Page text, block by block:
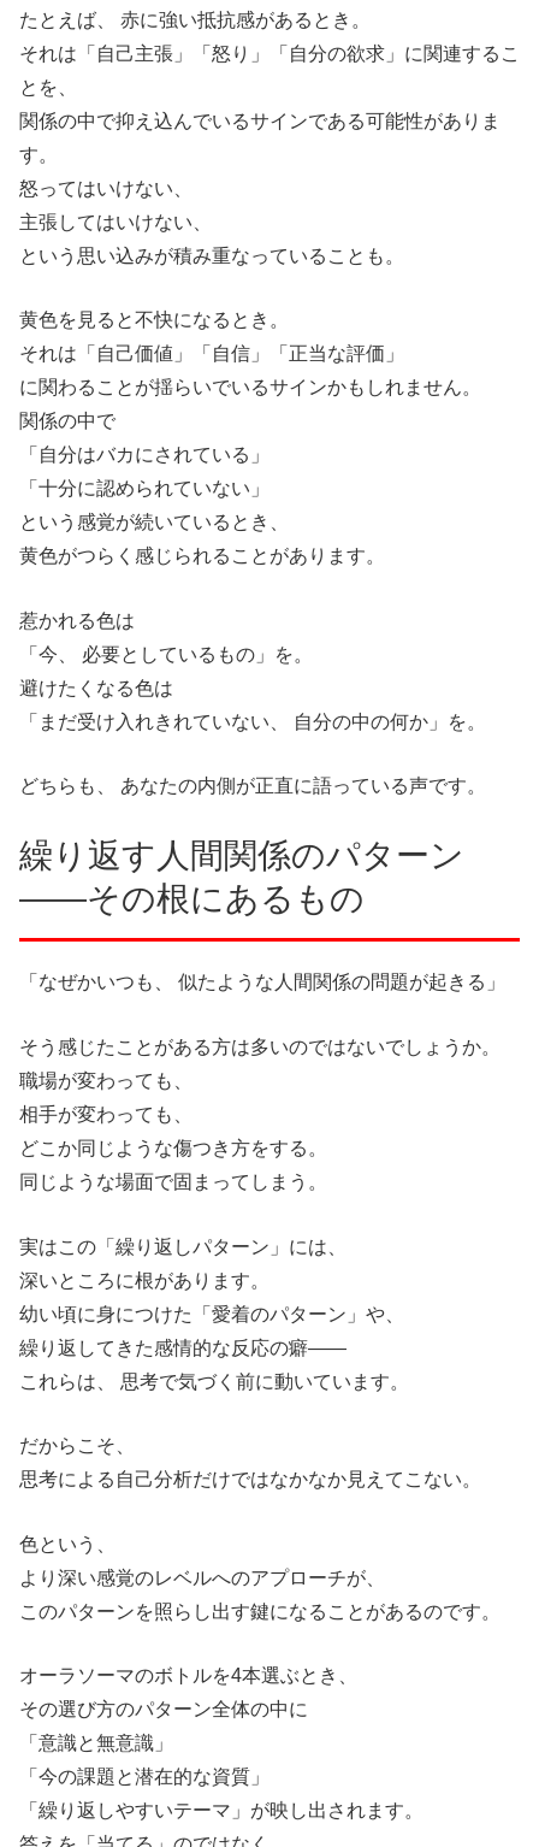
たとえば、 赤に強い抵抗感があるとき。
それは「自己主張」「怒り」「自分の欲求」に関連するこ
とを、
関係の中で抑え込んでいるサインである可能性がありま
す。
怒ってはいけない、
主張してはいけない、
という思い込みが積み重なっていることも。
黄色を見ると不快になるとき。
それは「自己価値」「自信」「正当な評価」
に関わることが揺らいでいるサインかもしれません。
関係の中で
「自分はバカにされている」
「十分に認められていない」
という感覚が続いているとき、
黄色がつらく感じられることがあります。
惹かれる色は
「今、 必要としているもの」を。
避けたくなる色は
「まだ受け入れきれていない、 自分の中の何か」を。
どちらも、 あなたの内側が正直に語っている声です。
繰り返す人間関係のパターン
——その根にあるもの
「なぜかいつも、 似たような人間関係の問題が起きる」
そう感じたことがある方は多いのではないでしょうか。
職場が変わっても、
相手が変わっても、
どこか同じような傷つき方をする。
同じような場面で固まってしまう。
実はこの「繰り返しパターン」には、
深いところに根があります。
幼い頃に身につけた「愛着のパターン」や、
繰り返してきた感情的な反応の癖——
これらは、 思考で気づく前に動いています。
だからこそ、
思考による自己分析だけではなかなか見えてこない。
色という、
より深い感覚のレベルへのアプローチが、
このパターンを照らし出す鍵になることがあるのです。
オーラソーマのボトルを4本選ぶとき、
その選び方のパターン全体の中に
「意識と無意識」
「今の課題と潜在的な資質」
「繰り返しやすいテーマ」が映し出されます。